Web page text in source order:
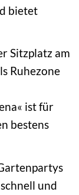
bietet
Sitzplatz am
Ruhezone
ist für
bestens
und